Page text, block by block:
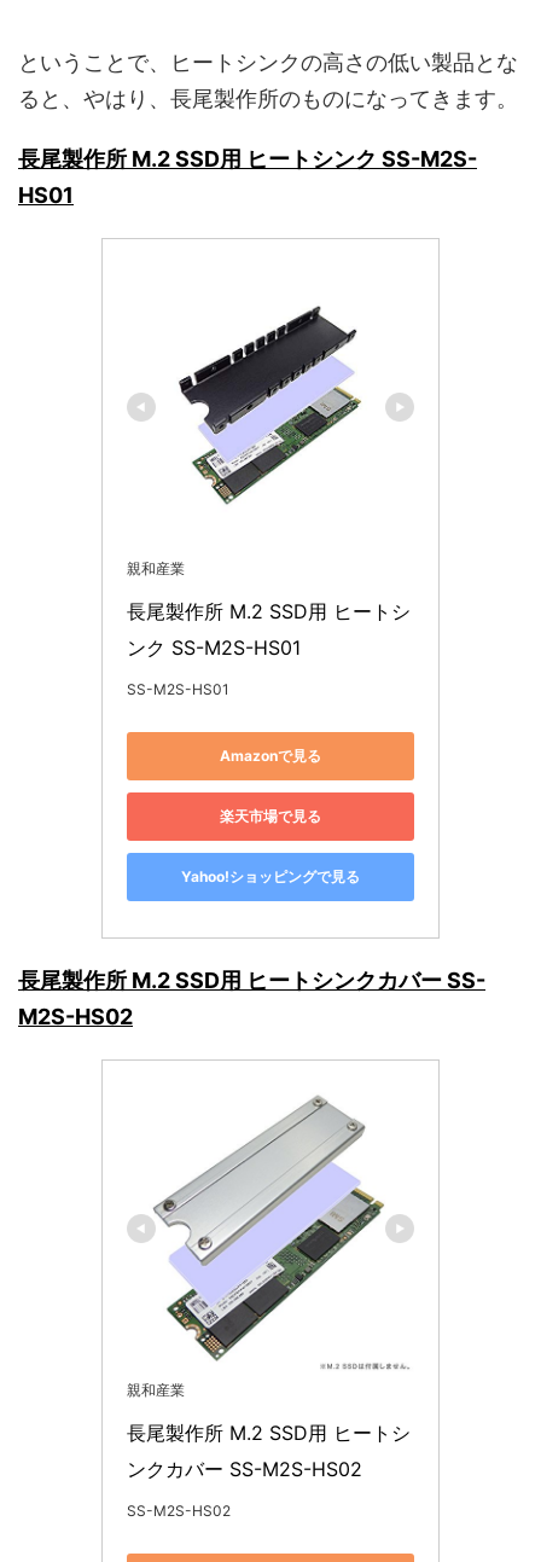
ということで、ヒートシンクの高さの低い製品とな
ると、やはり、長尾製作所のものになってきます。
長尾製作所 M.2 SSD用 ヒートシンク SS-M2S-
HS01
親和産業
長尾製作所 M.2 SSD用 ヒートシ
ンク SS-M2S-HS01
SS-M2S-HS01
Amazonで見る
楽天市場で見る
Yahoo!ショッピングで見る
長尾製作所 M.2 SSD用 ヒートシンクカバー SS-
M2S-HS02
親和産業
長尾製作所 M.2 SSD用 ヒートシ
ンクカバー SS-M2S-HS02
SS-M2S-HS02